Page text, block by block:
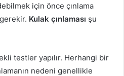
için önce çınlama
Kulak çınlaması şu
testler yapılır. Herhangi bir
nedeni genellikle